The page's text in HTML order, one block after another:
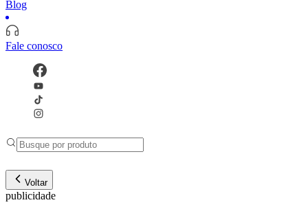
Blog
Fale conosco
Voltar
publicidade